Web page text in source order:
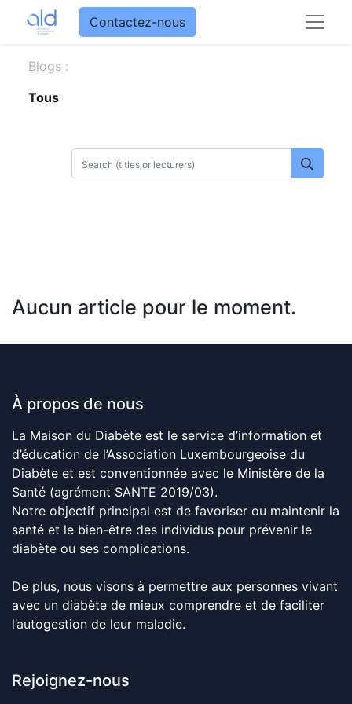
Contactez-nous
Blogs :
Tous
Aucun article pour le moment.
À propos de nous
La Maison du Diabète est le service d’information et
d’éducation de l’Association Luxembourgeoise du
Diabète et est conventionnée avec le Ministère de la
Santé (agrément SANTE 2019/03).
Notre objectif principal est de favoriser ou maintenir la
santé et le bien-être des individus pour prévenir le
diabète ou ses complications.
De plus, nous visons à permettre aux personnes vivant
avec un diabète de mieux comprendre et de faciliter
l’autogestion de leur maladie.
Rejoignez-nous